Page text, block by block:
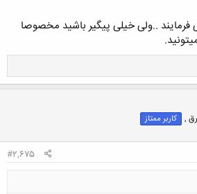
کلیک کنید تا باز شود...
..ولی خیلی پیگیر باشید مخصوصا
, کاربر ممتاز
#2,675